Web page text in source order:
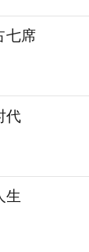
七席
代
生